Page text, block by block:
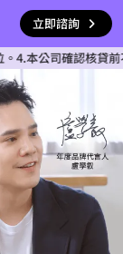
立即諮詢
不會收費。5.不會